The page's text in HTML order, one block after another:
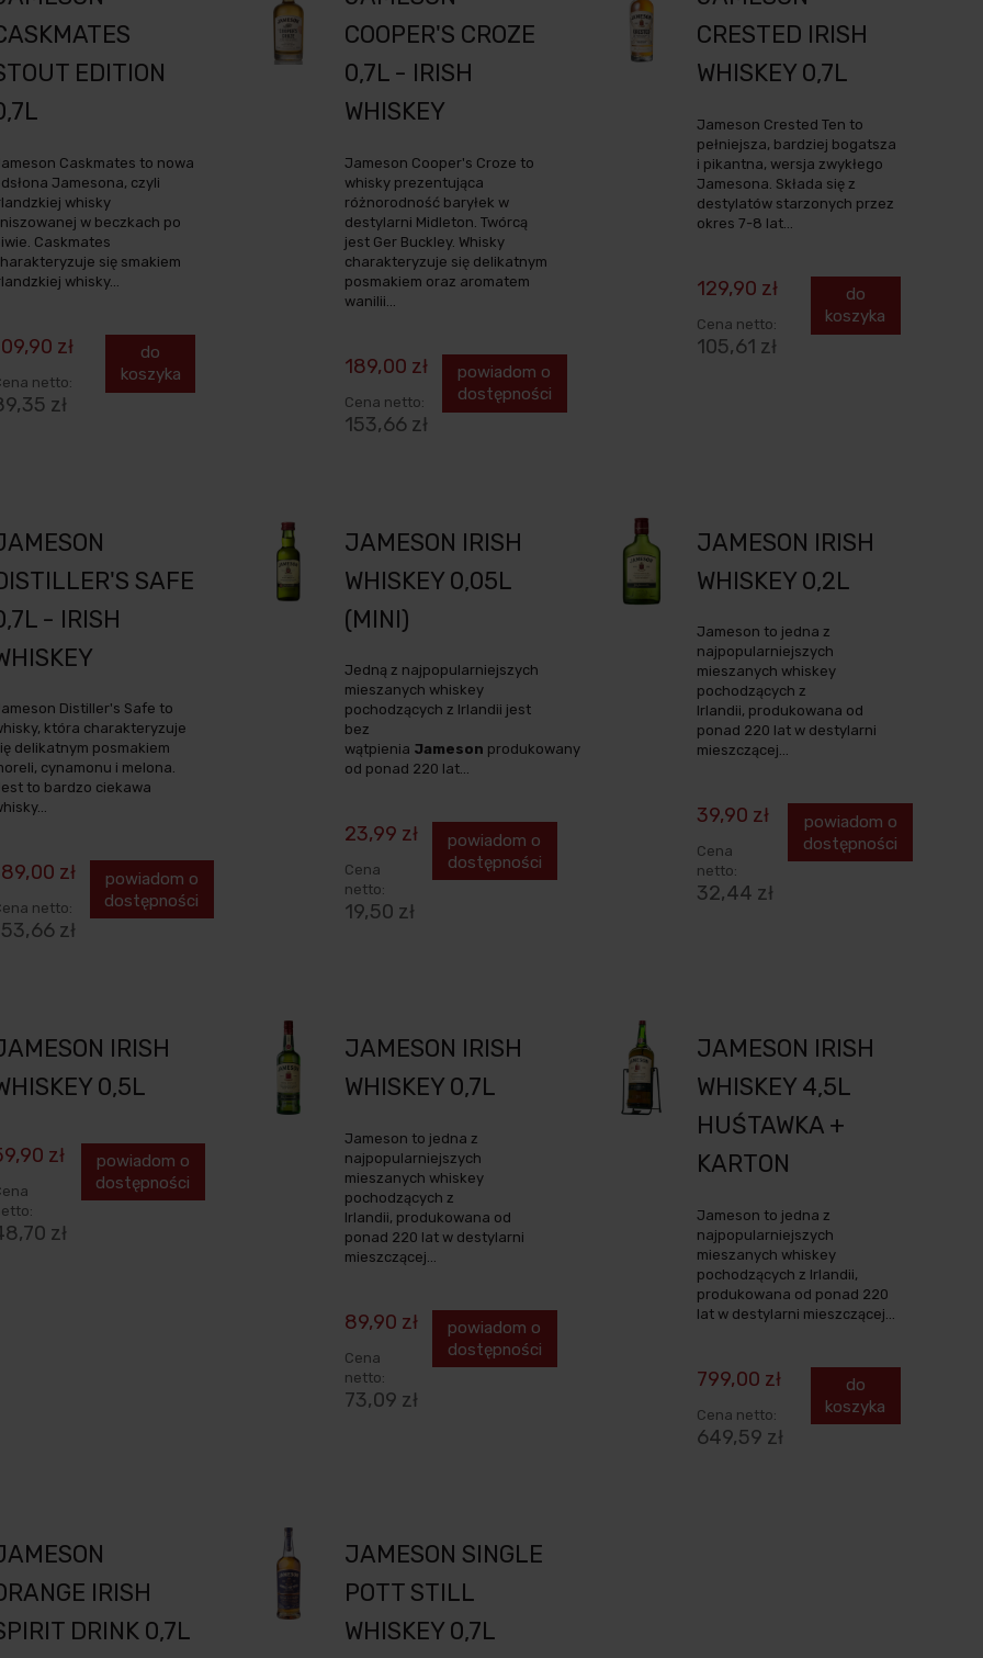
EDITION
Caskmates to nowa
Jamesona, czyli
whisky
w beczkach po
Caskmates
się smakiem
whisky...
zł
netto:
zł
do
koszyka
COOPER'S CROZE
0,7L - IRISH
WHISKEY
Jameson Cooper's Croze to
whisky prezentująca
różnorodność baryłek w
destylarni Midleton. Twórcą
jest Ger Buckley. Whisky
charakteryzuje się delikatnym
posmakiem oraz aromatem
wanilii...
189,00 zł
Cena netto:
153,66 zł
powiadom o
dostępności
CRESTED IRISH
WHISKEY 0,7L
Jameson Crested Ten to
pełniejsza, bardziej bogatsza
i pikantna, wersja zwykłego
Jamesona. Składa się z
destylatów starzonych przez
okres 7-8 lat...
129,90 zł
Cena netto:
105,61 zł
do
koszyka
SAFE
- IRISH
Distiller's Safe to
która charakteryzuje
delikatnym posmakiem
cynamonu i melona.
to bardzo ciekawa
zł
netto:
zł
powiadom o
dostępności
JAMESON IRISH
WHISKEY 0,05L
(MINI)
Jedną z najpopularniejszych
mieszanych whiskey
pochodzących z Irlandii jest
bez
wątpienia Jameson produkowany
od ponad 220 lat...
23,99 zł
Cena
netto:
19,50 zł
powiadom o
dostępności
JAMESON IRISH
WHISKEY 0,2L
Jameson to jedna z
najpopularniejszych
mieszanych whiskey
pochodzących z
Irlandii, produkowana od
ponad 220 lat w destylarni
mieszczącej...
39,90 zł
Cena
netto:
32,44 zł
powiadom o
dostępności
IRISH
0,5L
zł
zł
powiadom o
dostępności
JAMESON IRISH
WHISKEY 0,7L
Jameson to jedna z
najpopularniejszych
mieszanych whiskey
pochodzących z
Irlandii, produkowana od
ponad 220 lat w destylarni
mieszczącej...
89,90 zł
Cena
netto:
73,09 zł
powiadom o
dostępności
JAMESON IRISH
WHISKEY 4,5L
HUŚTAWKA +
KARTON
Jameson to jedna z
najpopularniejszych
mieszanych whiskey
pochodzących z Irlandii,
produkowana od ponad 220
lat w destylarni mieszczącej...
799,00 zł
Cena netto:
649,59 zł
do
koszyka
IRISH
DRINK 0,7L
JAMESON SINGLE
POTT STILL
WHISKEY 0,7L